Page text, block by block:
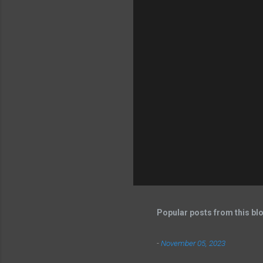
Popular posts from this
-November 05, 2023